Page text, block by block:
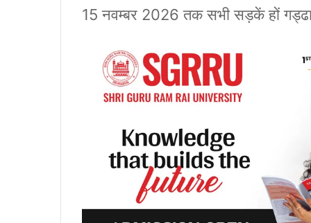
15 नवम्बर 2026 तक सभी सड़कें हों